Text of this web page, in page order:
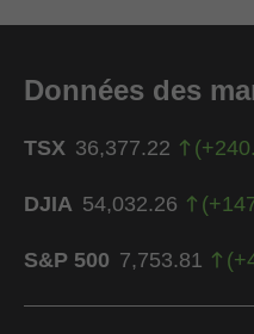
Données des
TSX 36,377.22 (+
DJIA 54,032.26 (+
S&P 500 7,753.81 (+